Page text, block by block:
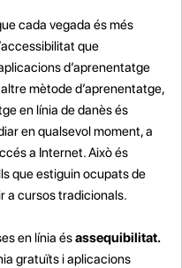
cada vegada és més
que
d’aprenentatge
mètode d’aprenentatge,
en línia de danès és
en qualsevol moment, a
a Internet. Això és
que estiguin ocupats de
a cursos tradicionals.
en línia ésassequibilitat.
gratuïts i aplicacions